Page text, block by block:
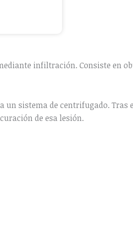
infiltración. Consiste en
un sistema de centrifugado.
de esa lesión.